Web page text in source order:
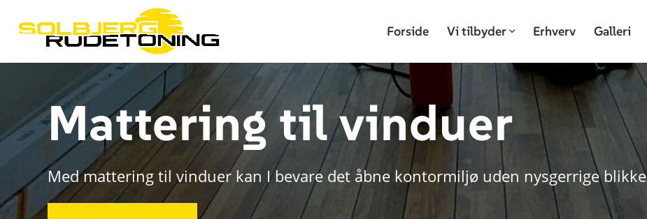
Forside Vi tilbyder Erhverv Galleri
Mattering til vinduer
Med mattering til vinduer kan I bevare det åbne kontormiljø uden nysgerrige blikke